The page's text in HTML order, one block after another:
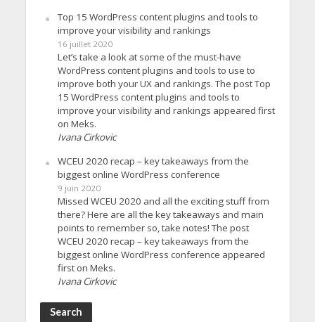
Top 15 WordPress content plugins and tools to
improve your visibility and rankings
16 juillet 2020
Let’s take a look at some of the must-have
WordPress content plugins and tools to use to
improve both your UX and rankings. The post Top
15 WordPress content plugins and tools to
improve your visibility and rankings appeared first
on Meks.
Ivana Cirkovic
WCEU 2020 recap – key takeaways from the
biggest online WordPress conference
9 juin 2020
Missed WCEU 2020 and all the exciting stuff from
there? Here are all the key takeaways and main
points to remember so, take notes! The post
WCEU 2020 recap – key takeaways from the
biggest online WordPress conference appeared
first on Meks.
Ivana Cirkovic
Search